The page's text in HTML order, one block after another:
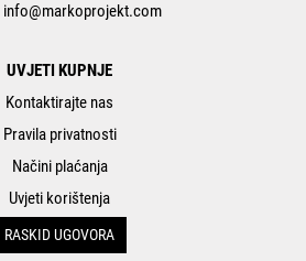
info@markoprojekt.com
UVJETI KUPNJE
Kontaktirajte nas
Pravila privatnosti
Načini plaćanja
Uvjeti korištenja
RASKID UGOVORA